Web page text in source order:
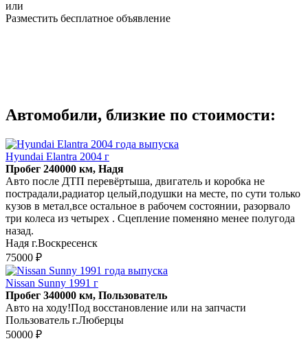
или
Разместить бесплатное объявление
Автомобили, близкие по стоимости:
Hyundai Elantra 2004 г
Пробег 240000 км, Надя
Авто после ДТП перевёртыша, двигатель и коробка не
пострадали,радиатор целый,подушки на месте, по сути только
кузов в метал,все остальное в рабочем состоянии, разорвало
три колеса из четырех . Сцепление поменяно менее полугода
назад.
Надя г.Воскресенск
75000 ₽
Nissan Sunny 1991 г
Пробег 340000 км, Пользователь
Авто на ходу!Под восстановление или на запчасти
Пользователь г.Люберцы
50000 ₽